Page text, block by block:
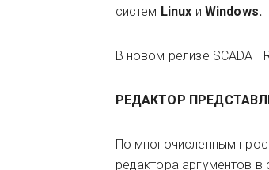
систем Linux и Windows.
В новом релизе SCADA
РЕДАКТОР
По многочисленным
редактора аргументов в